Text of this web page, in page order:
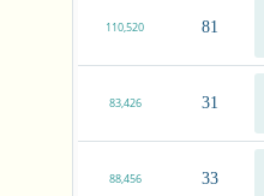
81
110,520
31
83,426
33
88,456